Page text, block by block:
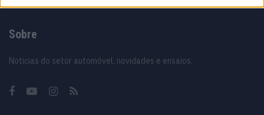
Sobre
Noticias do setor automóvel, novidades e ensaios.